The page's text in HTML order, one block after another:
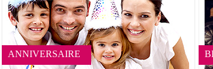
ANNIVERSAIRE